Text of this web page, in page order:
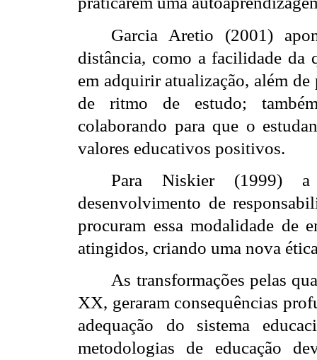
Garcia Aretio (2001)
distância, como a facilidade da
em adquirir atualização, além
de ritmo de estudo;
colaborando para que o
valores educativos positivos.
Para Niskier (1999)
desenvolvimento de
procuram essa modalidade de
atingidos, criando uma nova
As transformações pelas
XX, geraram consequências
adequação do sistema
metodologias de educação